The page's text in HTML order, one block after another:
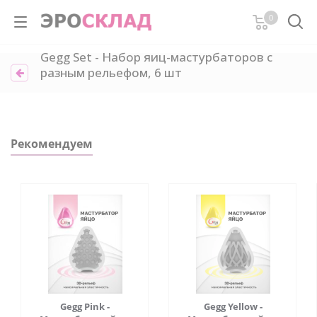
0
Gegg Set - Набор яиц-мастурбаторов с
разным рельефом, 6 шт
Рекомендуем
Gegg Pink -
Gegg Yellow -